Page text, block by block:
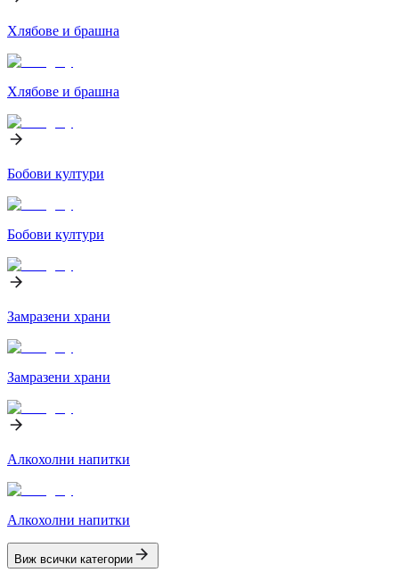
Хлябове и брашна
Хлябове и брашна
Бобови култури
Бобови култури
Замразени храни
Замразени храни
Алкохолни напитки
Алкохолни напитки
Виж всички категории